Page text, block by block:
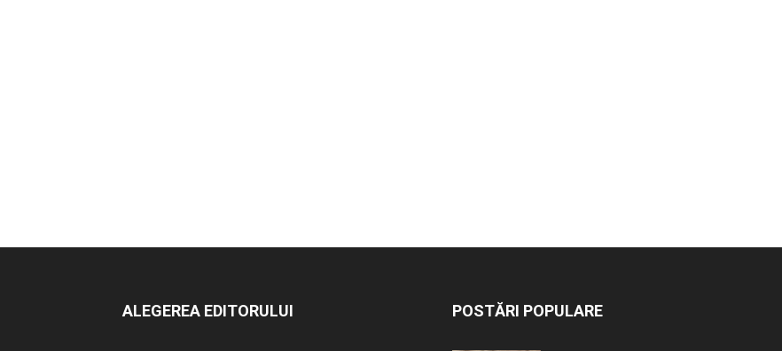
ALEGEREA EDITORULUI POSTĂRI POPULARE